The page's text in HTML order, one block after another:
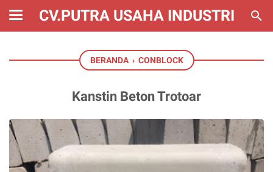
CV.PUTRA USAHA INDUSTRI
BERANDA › CONBLOCK
Kanstin Beton Trotoar